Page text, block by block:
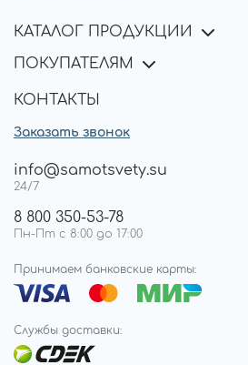
КАТАЛОГ ПРОДУКЦИИ
ПОКУПАТЕЛЯМ
КОНТАКТЫ
Заказать звонок
info@samotsvety.su
24/7
8 800 350-53-78
Пн-Пт с 8:00 до 17:00
Принимаем банковские карты:
Службы доставки: